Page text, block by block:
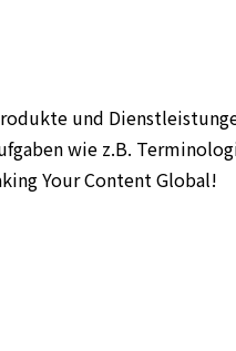
und
wie z.B.
Your Content Global!